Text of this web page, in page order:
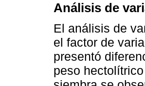
Análisis de
El análisis de
el factor de
presentó
peso